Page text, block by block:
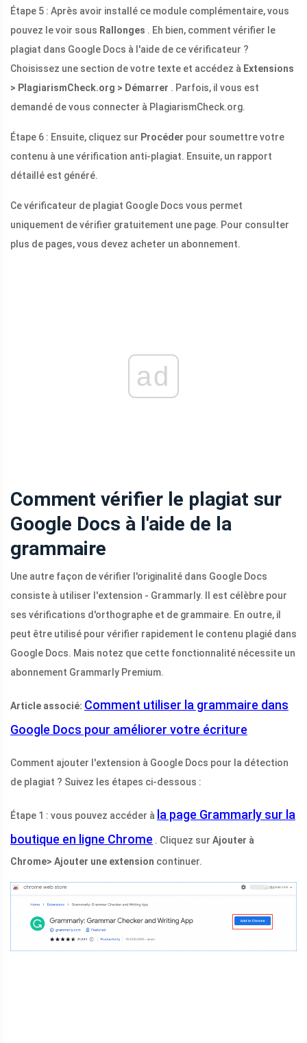
Étape 5 : Après avoir installé ce module complémentaire, vous
pouvez le voir sous Rallonges . Eh bien, comment vérifier le
plagiat dans Google Docs à l'aide de ce vérificateur ?
Choisissez une section de votre texte et accédez à Extensions
> PlagiarismCheck.org > Démarrer . Parfois, il vous est
demandé de vous connecter à PlagiarismCheck.org.
Étape 6 : Ensuite, cliquez sur Procéder pour soumettre votre
contenu à une vérification anti-plagiat. Ensuite, un rapport
détaillé est généré.
Ce vérificateur de plagiat Google Docs vous permet
uniquement de vérifier gratuitement une page. Pour consulter
plus de pages, vous devez acheter un abonnement.
ad
Comment vérifier le plagiat sur
Google Docs à l'aide de la
grammaire
Une autre façon de vérifier l'originalité dans Google Docs
consiste à utiliser l'extension - Grammarly. Il est célèbre pour
ses vérifications d'orthographe et de grammaire. En outre, il
peut être utilisé pour vérifier rapidement le contenu plagié dans
Google Docs. Mais notez que cette fonctionnalité nécessite un
abonnement Grammarly Premium.
Article associé: Comment utiliser la grammaire dans
Google Docs pour améliorer votre écriture
Comment ajouter l'extension à Google Docs pour la détection
de plagiat ? Suivez les étapes ci-dessous :
Étape 1 : vous pouvez accéder à la page Grammarly sur la
boutique en ligne Chrome . Cliquez sur Ajouter à
Chrome> Ajouter une extension continuer.